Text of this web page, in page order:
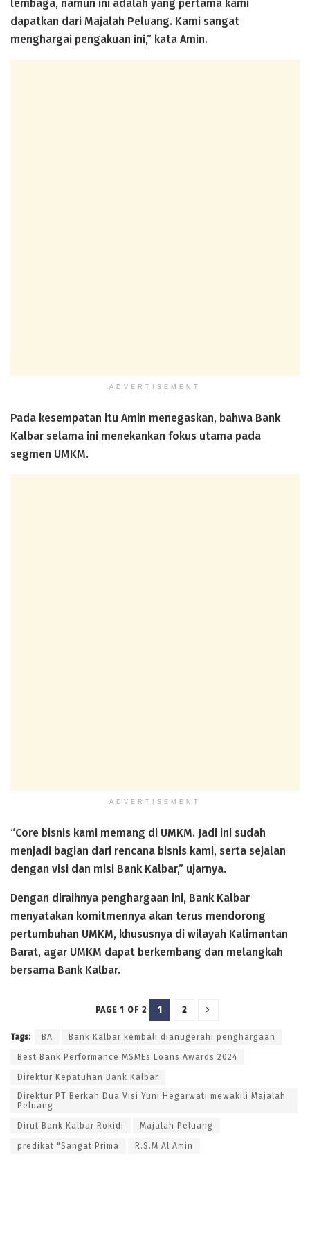
lembaga, namun ini adalah yang pertama kami
dapatkan dari Majalah Peluang. Kami sangat
menghargai pengakuan ini,” kata Amin.
ADVERTISEMENT
Pada kesempatan itu Amin menegaskan, bahwa Bank
Kalbar selama ini menekankan fokus utama pada
segmen UMKM.
ADVERTISEMENT
“Core bisnis kami memang di UMKM. Jadi ini sudah
menjadi bagian dari rencana bisnis kami, serta sejalan
dengan visi dan misi Bank Kalbar,” ujarnya.
Dengan diraihnya penghargaan ini, Bank Kalbar
menyatakan komitmennya akan terus mendorong
pertumbuhan UMKM, khususnya di wilayah Kalimantan
Barat, agar UMKM dapat berkembang dan melangkah
bersama Bank Kalbar.
PAGE 1 OF 2 1 2
Tags: BA Bank Kalbar kembali dianugerahi penghargaan
Best Bank Performance MSMEs Loans Awards 2024
Direktur Kepatuhan Bank Kalbar
Direktur PT Berkah Dua Visi Yuni Hegarwati mewakili Majalah
Peluang
Dirut Bank Kalbar Rokidi Majalah Peluang
predikat "Sangat Prima R.S.M Al Amin